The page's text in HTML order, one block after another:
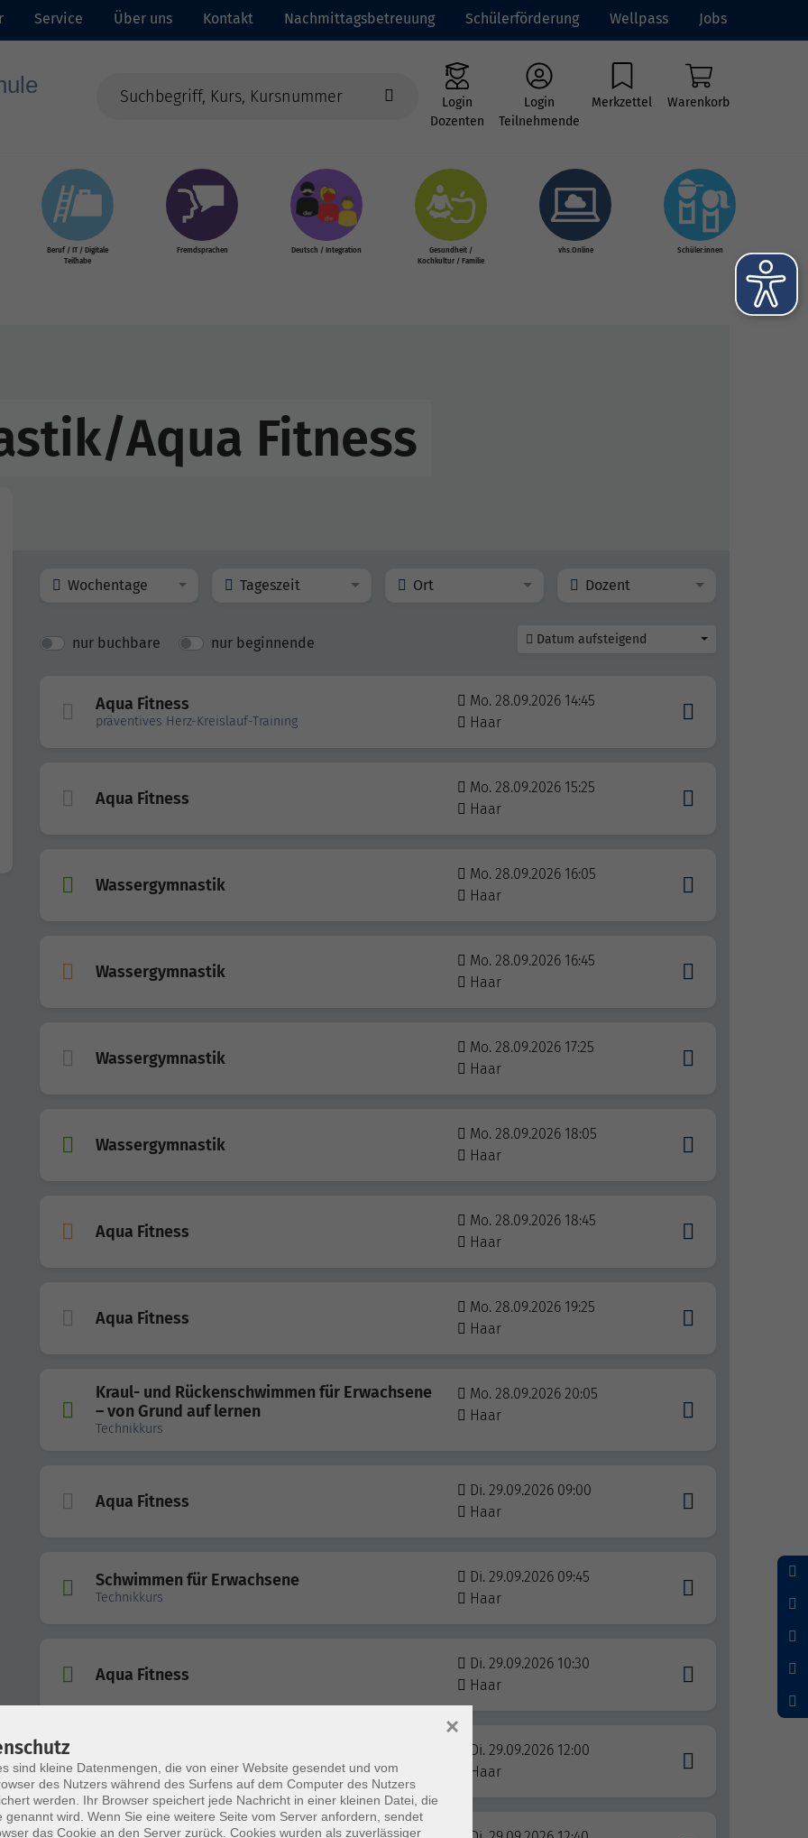
Service Über uns Kontakt Nachmittagsbetreuung Schülerförderung Wellpass Jobs
Login
Dozenten
Login
Teilnehmende
Merkzettel Warenkorb
Beruf / IT / Digitale
Teilhabe
Fremdsprachen Deutsch / Integration
Gesundheit /
Kochkultur / Familie
vhs.Online Schüler:innen
Aqua Fitness
Wochentage Tageszeit Ort Dozent
nur buchbare nur beginnende Datum aufsteigend
Aqua Fitness
präventives Herz-Kreislauf-Training
Mo. 28.09.2026 14:45
Haar
Aqua Fitness
Mo. 28.09.2026 15:25
Haar
Wassergymnastik
Mo. 28.09.2026 16:05
Haar
Wassergymnastik
Mo. 28.09.2026 16:45
Haar
Wassergymnastik
Mo. 28.09.2026 17:25
Haar
Wassergymnastik
Mo. 28.09.2026 18:05
Haar
Aqua Fitness
Mo. 28.09.2026 18:45
Haar
Aqua Fitness
Mo. 28.09.2026 19:25
Haar
Kraul- und Rückenschwimmen für Erwachsene
– von Grund auf lernen
Technikkurs
Mo. 28.09.2026 20:05
Haar
Aqua Fitness
Di. 29.09.2026 09:00
Haar
Schwimmen für Erwachsene
Technikkurs
Di. 29.09.2026 09:45
Haar
Aqua Fitness
Di. 29.09.2026 10:30
Haar
Wassergymnastik
Di. 29.09.2026 12:00
Haar
sind kleine Datenmengen, die von einer Website gesendet und vom
des Nutzers während des Surfens auf dem Computer des Nutzers
werden. Ihr Browser speichert jede Nachricht in einer kleinen Datei, die
genannt wird. Wenn Sie eine weitere Seite vom Server anfordern, sendet
das Cookie an den Server zurück. Cookies wurden als zuverlässiger
×